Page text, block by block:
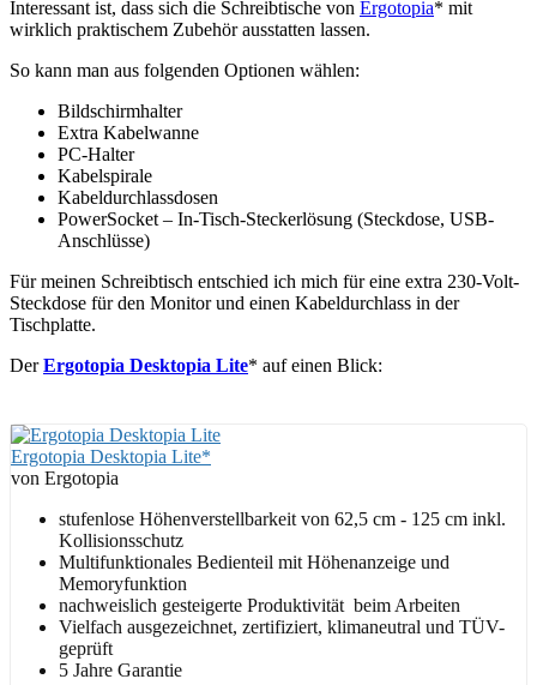
Interessant ist, dass sich die Schreibtische von Ergotopia* mit
wirklich praktischem Zubehör ausstatten lassen.
So kann man aus folgenden Optionen wählen:
Bildschirmhalter
Extra Kabelwanne
PC-Halter
Kabelspirale
Kabeldurchlassdosen
PowerSocket – In-Tisch-Steckerlösung (Steckdose, USB-
Anschlüsse)
Für meinen Schreibtisch entschied ich mich für eine extra 230-Volt-
Steckdose für den Monitor und einen Kabeldurchlass in der
Tischplatte.
DerErgotopia Desktopia Lite* auf einen Blick:
Ergotopia Desktopia Lite*
von Ergotopia
stufenlose Höhenverstellbarkeit von 62,5 cm - 125 cm inkl.
Kollisionsschutz
Multifunktionales Bedienteil mit Höhenanzeige und
Memoryfunktion
nachweislich gesteigerte Produktivität beim Arbeiten
Vielfach ausgezeichnet, zertifiziert, klimaneutral und TÜV-
geprüft
5 Jahre Garantie